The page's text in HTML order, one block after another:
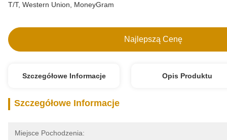
T/T, Western Union, MoneyGram
Najlepszą Cenę
Szczegółowe Informacje Opis Produktu
Szczegółowe Informacje
Miejsce Pochodzenia: